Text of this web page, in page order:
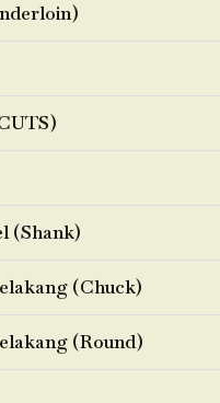
(Shank)
(Chuck)
(Round)